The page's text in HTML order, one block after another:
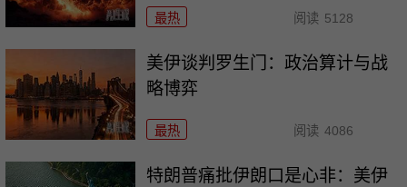
最热 阅读 5128
美伊谈判罗生门：政治算计与战
略博弈
最热 阅读 4086
特朗普痛批伊朗口是心非：美伊